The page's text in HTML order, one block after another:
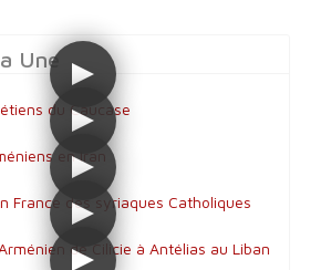
Une
du Caucase
en Iran
France des syriaques Catholiques
de Cilicie à Antélias au Liban